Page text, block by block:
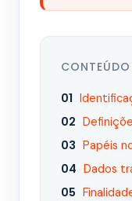
Papéis
Dados